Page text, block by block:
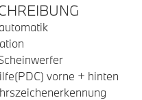
vorne + hinten